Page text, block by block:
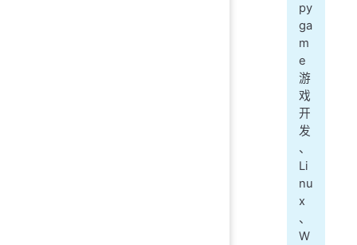
py
ga
m
e
游
戏
开
发
、
Li
nu
x
、
W